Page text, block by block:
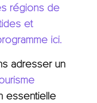
régions de
et
ici.
adresser un
essentielle